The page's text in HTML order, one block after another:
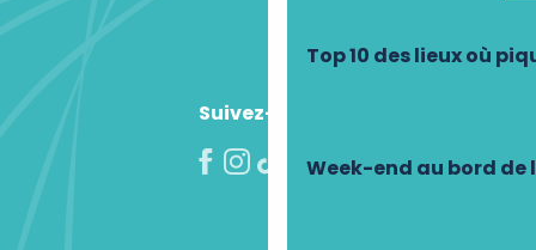
Top 10 des lieux où
Week-end au bord de
Suivez-nous !